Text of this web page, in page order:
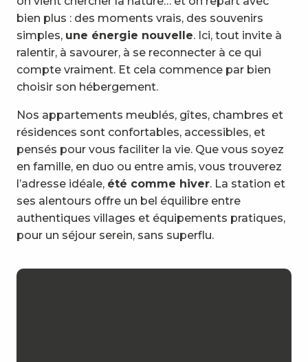
bien plus : des moments vrais, des souvenirs
simples, une énergie nouvelle. Ici, tout invite à
ralentir, à savourer, à se reconnecter à ce qui
compte vraiment. Et cela commence par bien
choisir son hébergement.
Nos appartements meublés, gîtes, chambres et
résidences sont confortables, accessibles, et
pensés pour vous faciliter la vie. Que vous soyez
en famille, en duo ou entre amis, vous trouverez
l’adresse idéale, été comme hiver. La station et
ses alentours offre un bel équilibre entre
authentiques villages et équipements pratiques,
pour un séjour serein, sans superflu.